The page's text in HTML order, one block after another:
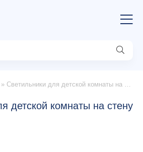
Светильники для детской комнаты на стену (67 фото)
детской комнаты на стену